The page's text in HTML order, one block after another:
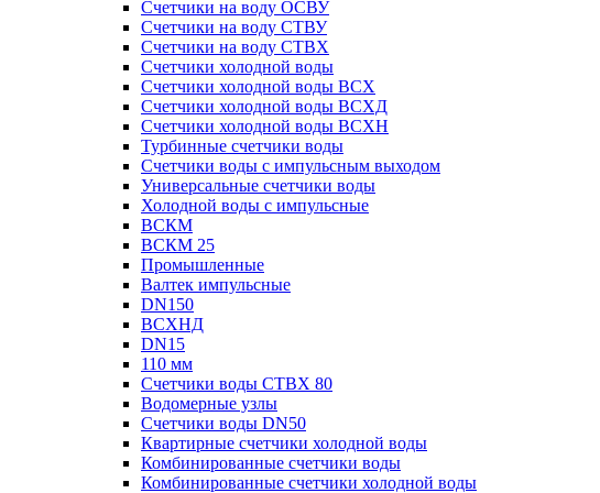
Счетчики на воду ОСВУ
Счетчики на воду СТВУ
Счетчики на воду СТВХ
Счетчики холодной воды
Счетчики холодной воды ВСХ
Счетчики холодной воды ВСХД
Счетчики холодной воды ВСХН
Турбинные счетчики воды
Счетчики воды с импульсным выходом
Универсальные счетчики воды
Холодной воды с импульсные
ВСКМ
ВСКМ 25
Промышленные
Валтек импульсные
DN150
ВСХНД
DN15
110 мм
Счетчики воды СТВХ 80
Водомерные узлы
Счетчики воды DN50
Квартирные счетчики холодной воды
Комбинированные счетчики воды
Комбинированные счетчики холодной воды